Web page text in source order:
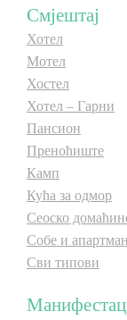
Смјештај
Хотел
Мотел
Хостел
Хотел – Гарни
Пансион
Преноћиште
Камп
Кућа за одмор
Сеоско
Собе и
Сви типови